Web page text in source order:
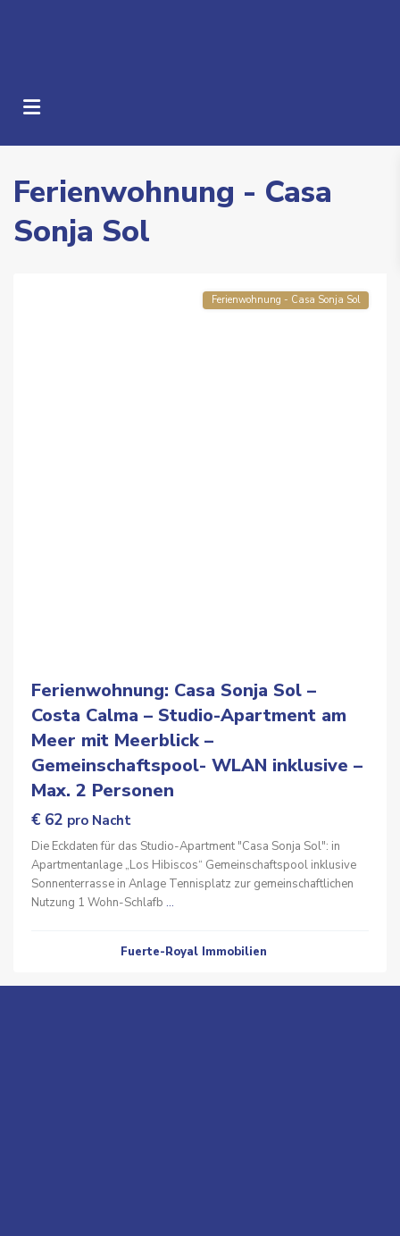
Ferienwohnung - Casa
Sonja Sol
Costa
Ferienwohnung - Casa Sonja Sol
Ferienwohnung: Casa Sonja Sol –
Costa Calma – Studio-Apartment am
Meer mit Meerblick –
Gemeinschaftspool- WLAN inklusive –
Max. 2 Personen
€ 62 pro Nacht
Die Eckdaten für das Studio-Apartment "Casa Sonja Sol": in
Apartmentanlage „Los Hibiscos“ Gemeinschaftspool inklusive
Sonnenterrasse in Anlage Tennisplatz zur gemeinschaftlichen
Nutzung 1 Wohn-Schlafb ...
Fuerte-Royal Immobilien